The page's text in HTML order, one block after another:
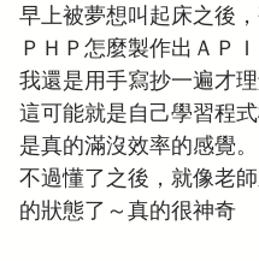
早上被夢想叫起床之後
ＰＨＰ怎麼製作出ＡＰ
我還是用手寫抄一遍才理
這可能就是自己學習程
是真的滿沒效率的感覺。
不過懂了之後，就像老
的狀態了～真的很神奇